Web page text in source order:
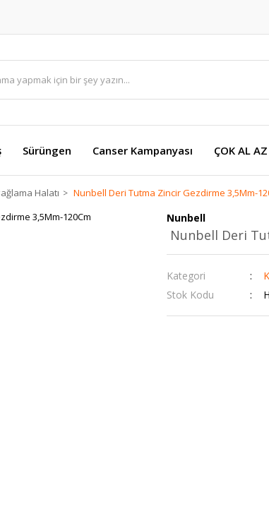
Sürüngen Canser Kampanyası ÇOK AL
Halatı Nunbell Deri Tutma Zincir Gezdirme 3,5Mm-
Nunbell
Nunbell Deri
Kategori
Stok Kodu